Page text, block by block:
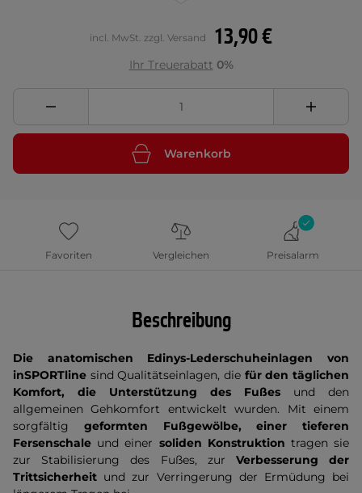
13,90 €
incl. MwSt. zzgl. Versand
Ihr Treuerabatt 0%
Warenkorb
Favoriten Vergleichen Preisalarm
Beschreibung
Die anatomischen Edinys-Lederschuheinlagen von
inSPORTline sind Qualitätseinlagen, die für den täglichen
Komfort, die Unterstützung des Fußes und den
allgemeinen Gehkomfort entwickelt wurden. Mit einem
sorgfältig geformten Fußgewölbe, einer tieferen
Fersenschale und einer soliden Konstruktion tragen sie
zur Stabilisierung des Fußes, zur Verbesserung der
Trittsicherheit und zur Verringerung der Ermüdung bei